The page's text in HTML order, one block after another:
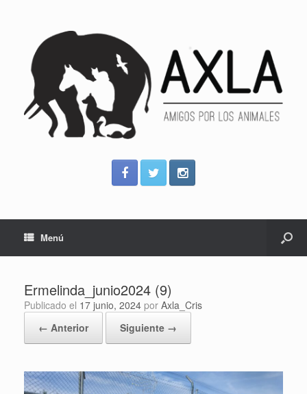
Menú
Ermelinda_junio2024 (9)
Publicado el 17 junio, 2024 por Axla_Cris
← Anterior
Siguiente →